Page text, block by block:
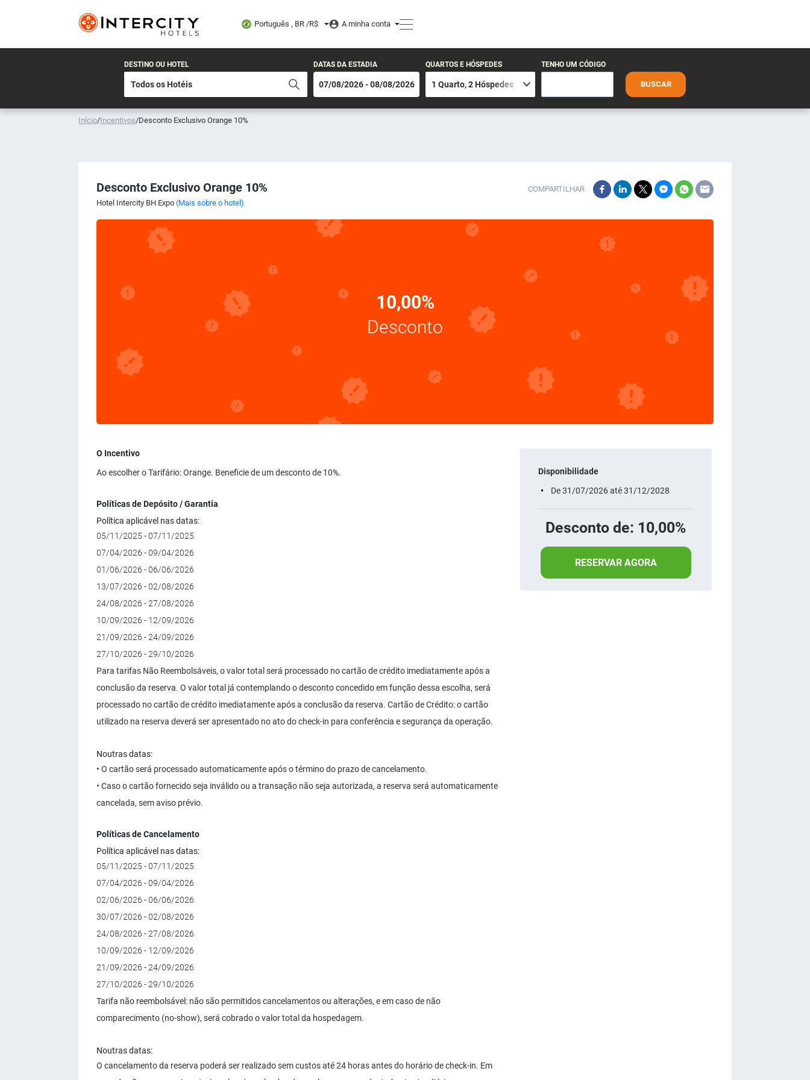
Português , BR /R$ A minha conta
DESTINO OU HOTEL DATAS DA ESTADIA QUARTOS E HÓSPEDES TENHO UM CÓDIGO
BUSCAR
Início/Incentivos/Desconto Exclusivo Orange 10%
Desconto Exclusivo Orange 10%
Hotel Intercity BH Expo (Mais sobre o hotel)
COMPARTILHAR
10,00%
Desconto
O Incentivo
Ao escolher o Tarifário: Orange. Beneficie de um desconto de 10%.
Políticas de Depósito / Garantia
Política aplicável nas datas:
05/11/2025 - 07/11/2025
07/04/2026 - 09/04/2026
01/06/2026 - 06/06/2026
13/07/2026 - 02/08/2026
24/08/2026 - 27/08/2026
10/09/2026 - 12/09/2026
21/09/2026 - 24/09/2026
27/10/2026 - 29/10/2026
Para tarifas Não Reembolsáveis, o valor total será processado no cartão de crédito imediatamente após a
conclusão da reserva. O valor total já contemplando o desconto concedido em função dessa escolha, será
processado no cartão de crédito imediatamente após a conclusão da reserva. Cartão de Crédito: o cartão
utilizado na reserva deverá ser apresentado no ato do check-in para conferência e segurança da operação.
Noutras datas:
• O cartão será processado automaticamente após o término do prazo de cancelamento.
• Caso o cartão fornecido seja inválido ou a transação não seja autorizada, a reserva será automaticamente
cancelada, sem aviso prévio.
Políticas de Cancelamento
Política aplicável nas datas:
05/11/2025 - 07/11/2025
07/04/2026 - 09/04/2026
02/06/2026 - 06/06/2026
30/07/2026 - 02/08/2026
24/08/2026 - 27/08/2026
10/09/2026 - 12/09/2026
21/09/2026 - 24/09/2026
27/10/2026 - 29/10/2026
Tarifa não reembolsável: não são permitidos cancelamentos ou alterações, e em caso de não
comparecimento (no-show), será cobrado o valor total da hospedagem.
Noutras datas:
O cancelamento da reserva poderá ser realizado sem custos até 24 horas antes do horário de check-in. Em
Disponibilidade
De 31/07/2026 até 31/12/2028
Desconto de: 10,00%
RESERVAR AGORA